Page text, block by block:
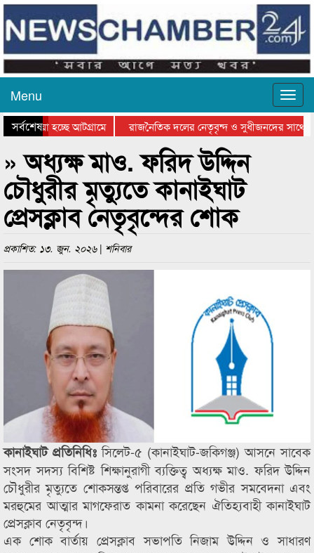
Menu
সর্বশেষ
যাওয়া হচ্ছে আটগ্রামে
রাজনৈতিক দলের নেতৃবৃন্দ ও সুধীজনদের সাথে
সিলেটে বাংলাদেশ গ্রুপ থিয়েটার ফেডারেশানের
» অধ্যক্ষ মাও. ফরিদ উদ্দিন
চৌধুরীর মৃত্যুতে কানাইঘাট
প্রেসক্লাব নেতৃবৃন্দের শোক
প্রকাশিত: ১৩. জুন. ২০২৬ | শনিবার
কানাইঘাট প্রতিনিধিঃ সিলেট-৫ (কানাইঘাট-জকিগঞ্জ) আসনে সাবেক
সংসদ সদস্য বিশিষ্ট শিক্ষানুরাগী ব্যক্তিত্ব অধ্যক্ষ মাও. ফরিদ উদ্দিন
চৌধুরীর মৃত্যুতে শোকসন্তপ্ত পরিবারের প্রতি গভীর সমবেদনা এবং
মরহুমের আত্মার মাগফেরাত কামনা করেছেন ঐতিহ্যবাহী কানাইঘাট
প্রেসক্লাব নেতৃবৃন্দ।
এক শোক বার্তায় প্রেসক্লাব সভাপতি নিজাম উদ্দিন ও সাধারণ